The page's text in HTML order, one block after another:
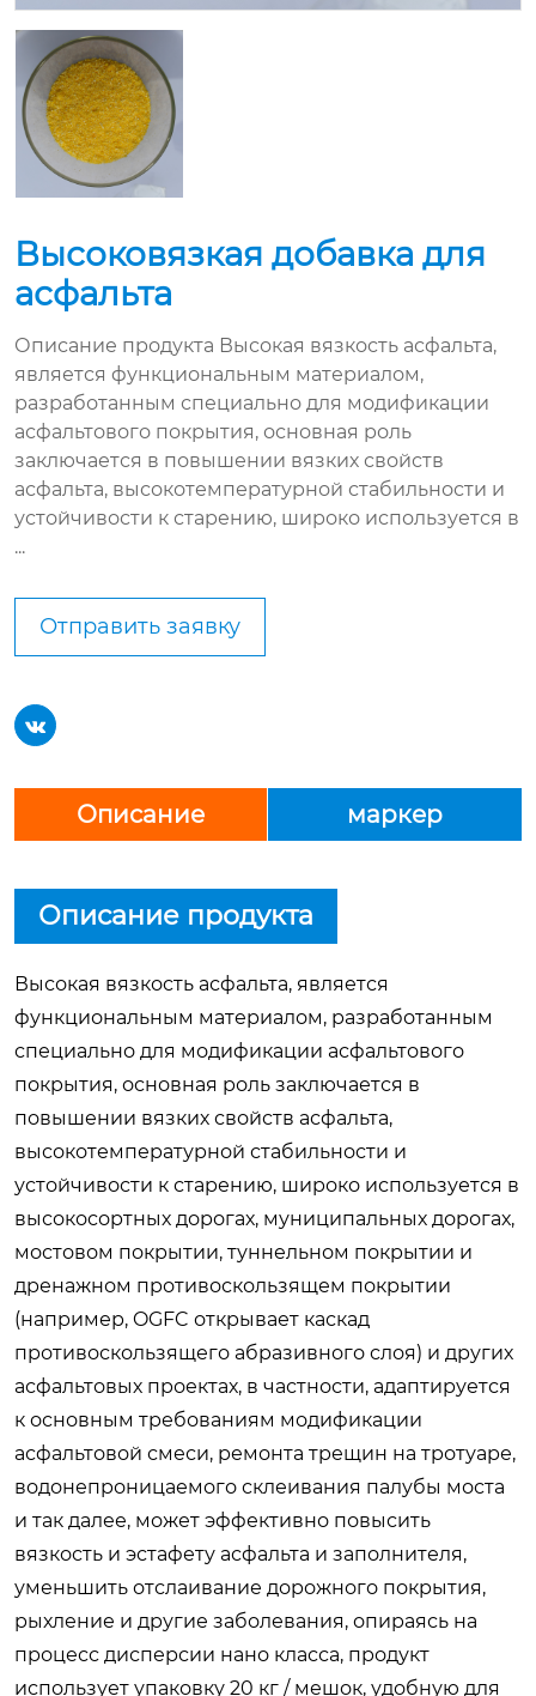
Высоковязкая добавка для
асфальта
Описание продукта Высокая вязкость асфальта,
является функциональным материалом,
разработанным специально для модификации
асфальтового покрытия, основная роль
заключается в повышении вязких свойств
асфальта, высокотемпературной стабильности и
устойчивости к старению, широко используется в
...
Отправить заявку

Описание маркер
Описание продукта
Высокая вязкость асфальта, является
функциональным материалом, разработанным
специально для модификации асфальтового
покрытия, основная роль заключается в
повышении вязких свойств асфальта,
высокотемпературной стабильности и
устойчивости к старению, широко используется в
высокосортных дорогах, муниципальных дорогах,
мостовом покрытии, туннельном покрытии и
дренажном противоскользящем покрытии
(например, OGFC открывает каскад
противоскользящего абразивного слоя) и других
асфальтовых проектах, в частности, адаптируется
к основным требованиям модификации
асфальтовой смеси, ремонта трещин на тротуаре,
водонепроницаемого склеивания палубы моста
и так далее, может эффективно повысить
вязкость и эстафету асфальта и заполнителя,
уменьшить отслаивание дорожного покрытия,
рыхление и другие заболевания, опираясь на
процесс дисперсии нано класса, продукт
использует упаковку 20 кг / мешок, удобную для